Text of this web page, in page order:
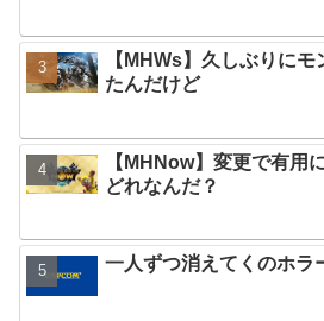
【MHWs】久しぶりに
たんだけど
【MHNow】変更で有用
どれなんだ？
一人ずつ消えてくのホラ